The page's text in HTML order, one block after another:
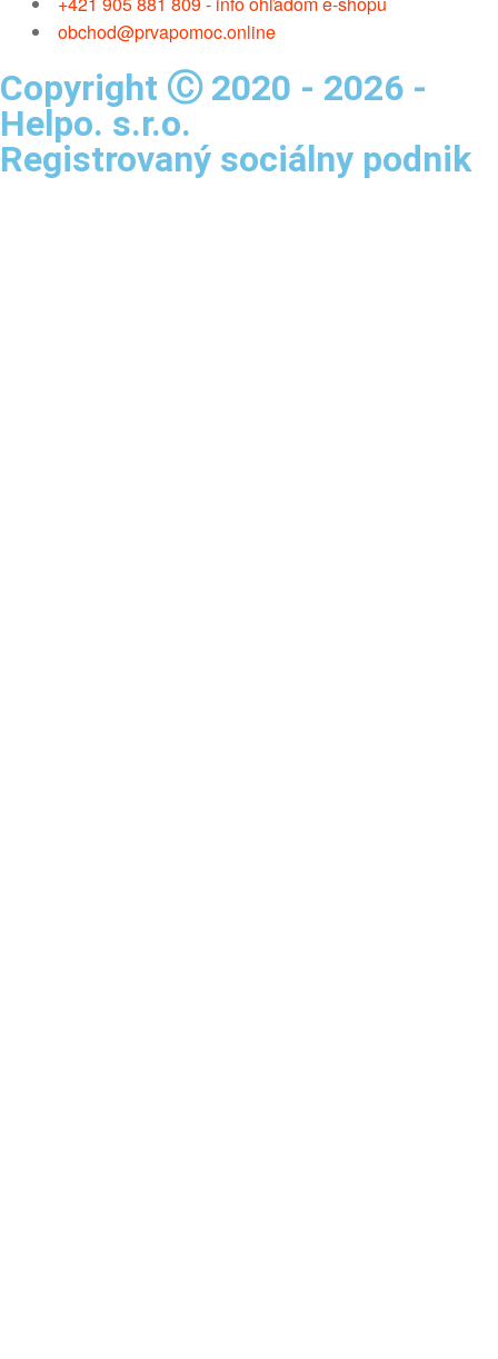
obchod@prvapomoc.online
Copyright Ⓒ 2020 - 2026 -
Helpo. s.r.o.
Registrovaný sociálny podnik